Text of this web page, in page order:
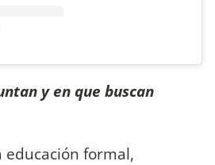
y en que buscan
educación formal,